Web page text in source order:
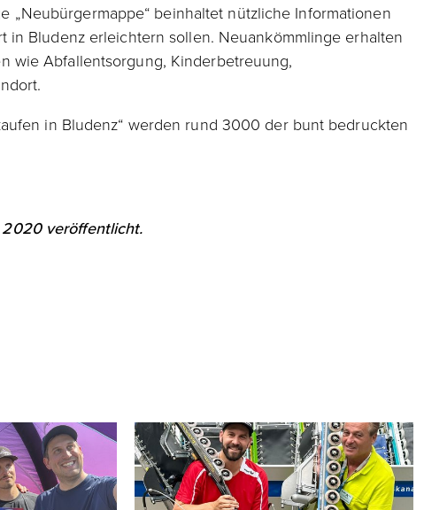
„Neubürgermappe“ beinhaltet nützliche Informationen
in Bludenz erleichtern sollen. Neuankömmlinge erhalten
wie Abfallentsorgung, Kinderbetreuung,
in Bludenz“ werden rund 3000 der bunt bedruckten
veröffentlicht.